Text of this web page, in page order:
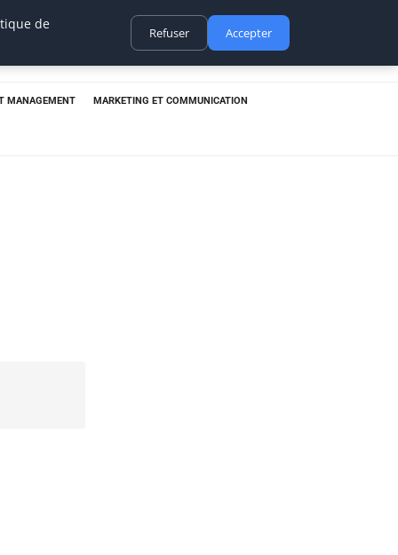
MANAGEMENT MARKETING ET COMMUNICATION
de
Refuser Accepter